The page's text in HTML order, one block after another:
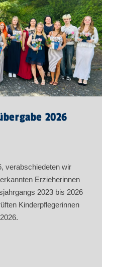
2026
verabschiedeten wir
Erzieherinnen
2023 bis 2026
Kinderpflegerinnen